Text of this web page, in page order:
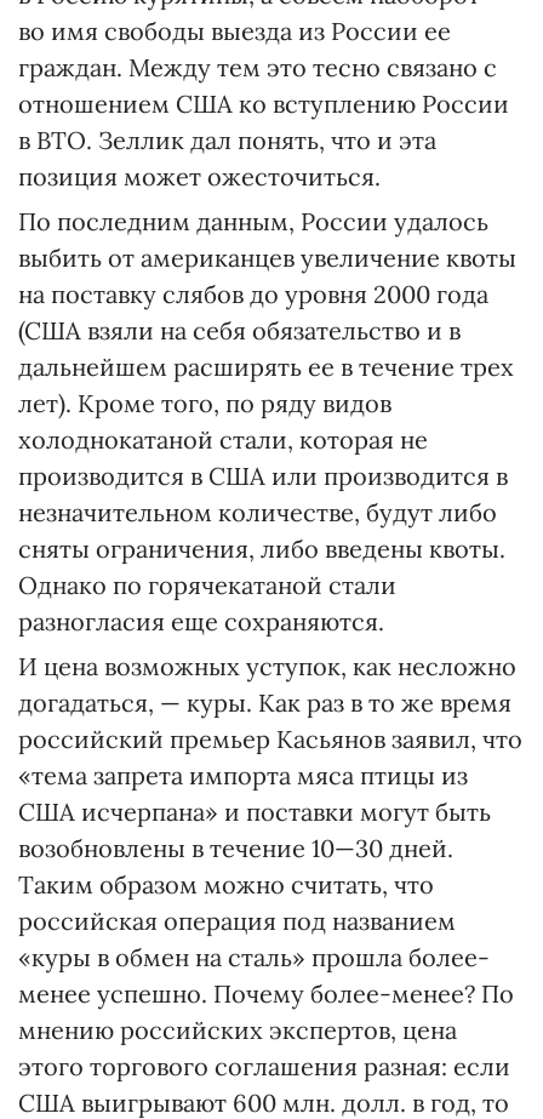
во имя свободы выезда из России ее
граждан. Между тем это тесно связано с
отношением США ко вступлению России
в ВТО. Зеллик дал понять, что и эта
позиция может ожесточиться.
По последним данным, России удалось
выбить от американцев увеличение квоты
на поставку слябов до уровня 2000 года
(США взяли на себя обязательство и в
дальнейшем расширять ее в течение трех
лет). Кроме того, по ряду видов
холоднокатаной стали, которая не
производится в США или производится в
незначительном количестве, будут либо
сняты ограничения, либо введены квоты.
Однако по горячекатаной стали
разногласия еще сохраняются.
И цена возможных уступок, как несложно
догадаться, — куры. Как раз в то же время
российский премьер Касьянов заявил, что
«тема запрета импорта мяса птицы из
США исчерпана» и поставки могут быть
возобновлены в течение 10—30 дней.
Таким образом можно считать, что
российская операция под названием
«куры в обмен на сталь» прошла более-
менее успешно. Почему более-менее? По
мнению российских экспертов, цена
этого торгового соглашения разная: если
США выигрывают 600 млн. долл. в год, то